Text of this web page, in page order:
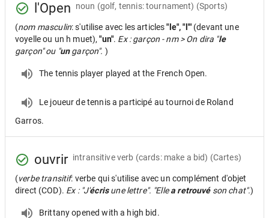
l'Open noun (golf, tennis: tournament) (Sports)
(nom masculin: s'utilise avec les articles"le", "l'" (devant une
voyelle ou un h muet),"un". Ex : garçon - nm > On dira "le
garçon" ou "ungarçon". )
The tennis player played at the French Open.
Le joueur de tennis a participé au tournoi de Roland
Garros.
ouvrir intransitive verb (cards: make a bid) (Cartes)
(verbe transitif: verbe qui s'utilise avec un complément d'objet
direct (COD). Ex : "J'écrisune lettre". "Ellea retrouvéson chat".)
Brittany opened with a high bid.